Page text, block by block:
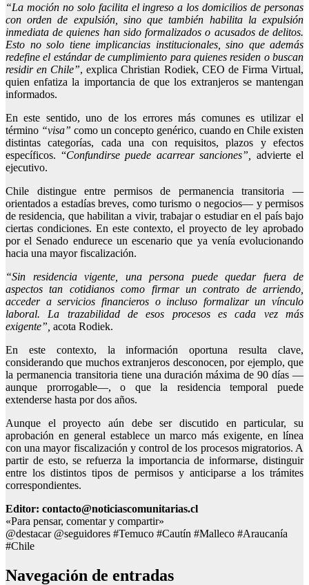
“La moción no solo facilita el ingreso a los domicilios de personas
con orden de expulsión, sino que también habilita la expulsión
inmediata de quienes han sido formalizados o acusados de delitos.
Esto no solo tiene implicancias institucionales, sino que además
redefine el estándar de cumplimiento para quienes residen o buscan
residir en Chile”, explica Christian Rodiek, CEO de Firma Virtual,
quien enfatiza la importancia de que los extranjeros se mantengan
informados.
En este sentido, uno de los errores más comunes es utilizar el
término “visa” como un concepto genérico, cuando en Chile existen
distintas categorías, cada una con requisitos, plazos y efectos
específicos. “Confundirse puede acarrear sanciones”, advierte el
ejecutivo.
Chile distingue entre permisos de permanencia transitoria —
orientados a estadías breves, como turismo o negocios— y permisos
de residencia, que habilitan a vivir, trabajar o estudiar en el país bajo
ciertas condiciones. En este contexto, el proyecto de ley aprobado
por el Senado endurece un escenario que ya venía evolucionando
hacia una mayor fiscalización.
“Sin residencia vigente, una persona puede quedar fuera de
aspectos tan cotidianos como firmar un contrato de arriendo,
acceder a servicios financieros o incluso formalizar un vínculo
laboral. La trazabilidad de esos procesos es cada vez más
exigente”, acota Rodiek.
En este contexto, la información oportuna resulta clave,
considerando que muchos extranjeros desconocen, por ejemplo, que
la permanencia transitoria tiene una duración máxima de 90 días —
aunque prorrogable—, o que la residencia temporal puede
extenderse hasta por dos años.
Aunque el proyecto aún debe ser discutido en particular, su
aprobación en general establece un marco más exigente, en línea
con una mayor fiscalización y control de los procesos migratorios. A
partir de esto, se refuerza la importancia de informarse, distinguir
entre los distintos tipos de permisos y anticiparse a los trámites
correspondientes.
Editor: contacto@noticiascomunitarias.cl
«Para pensar, comentar y compartir»
@destacar @seguidores #Temuco #Cautín #Malleco #Araucanía
#Chile
Navegación de entradas